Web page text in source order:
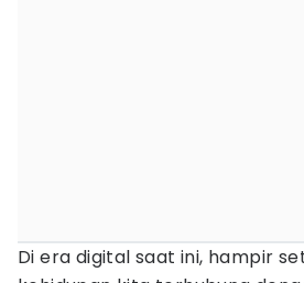
Di era digital saat ini, hampir